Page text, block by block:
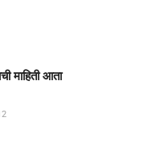
माहिती आता